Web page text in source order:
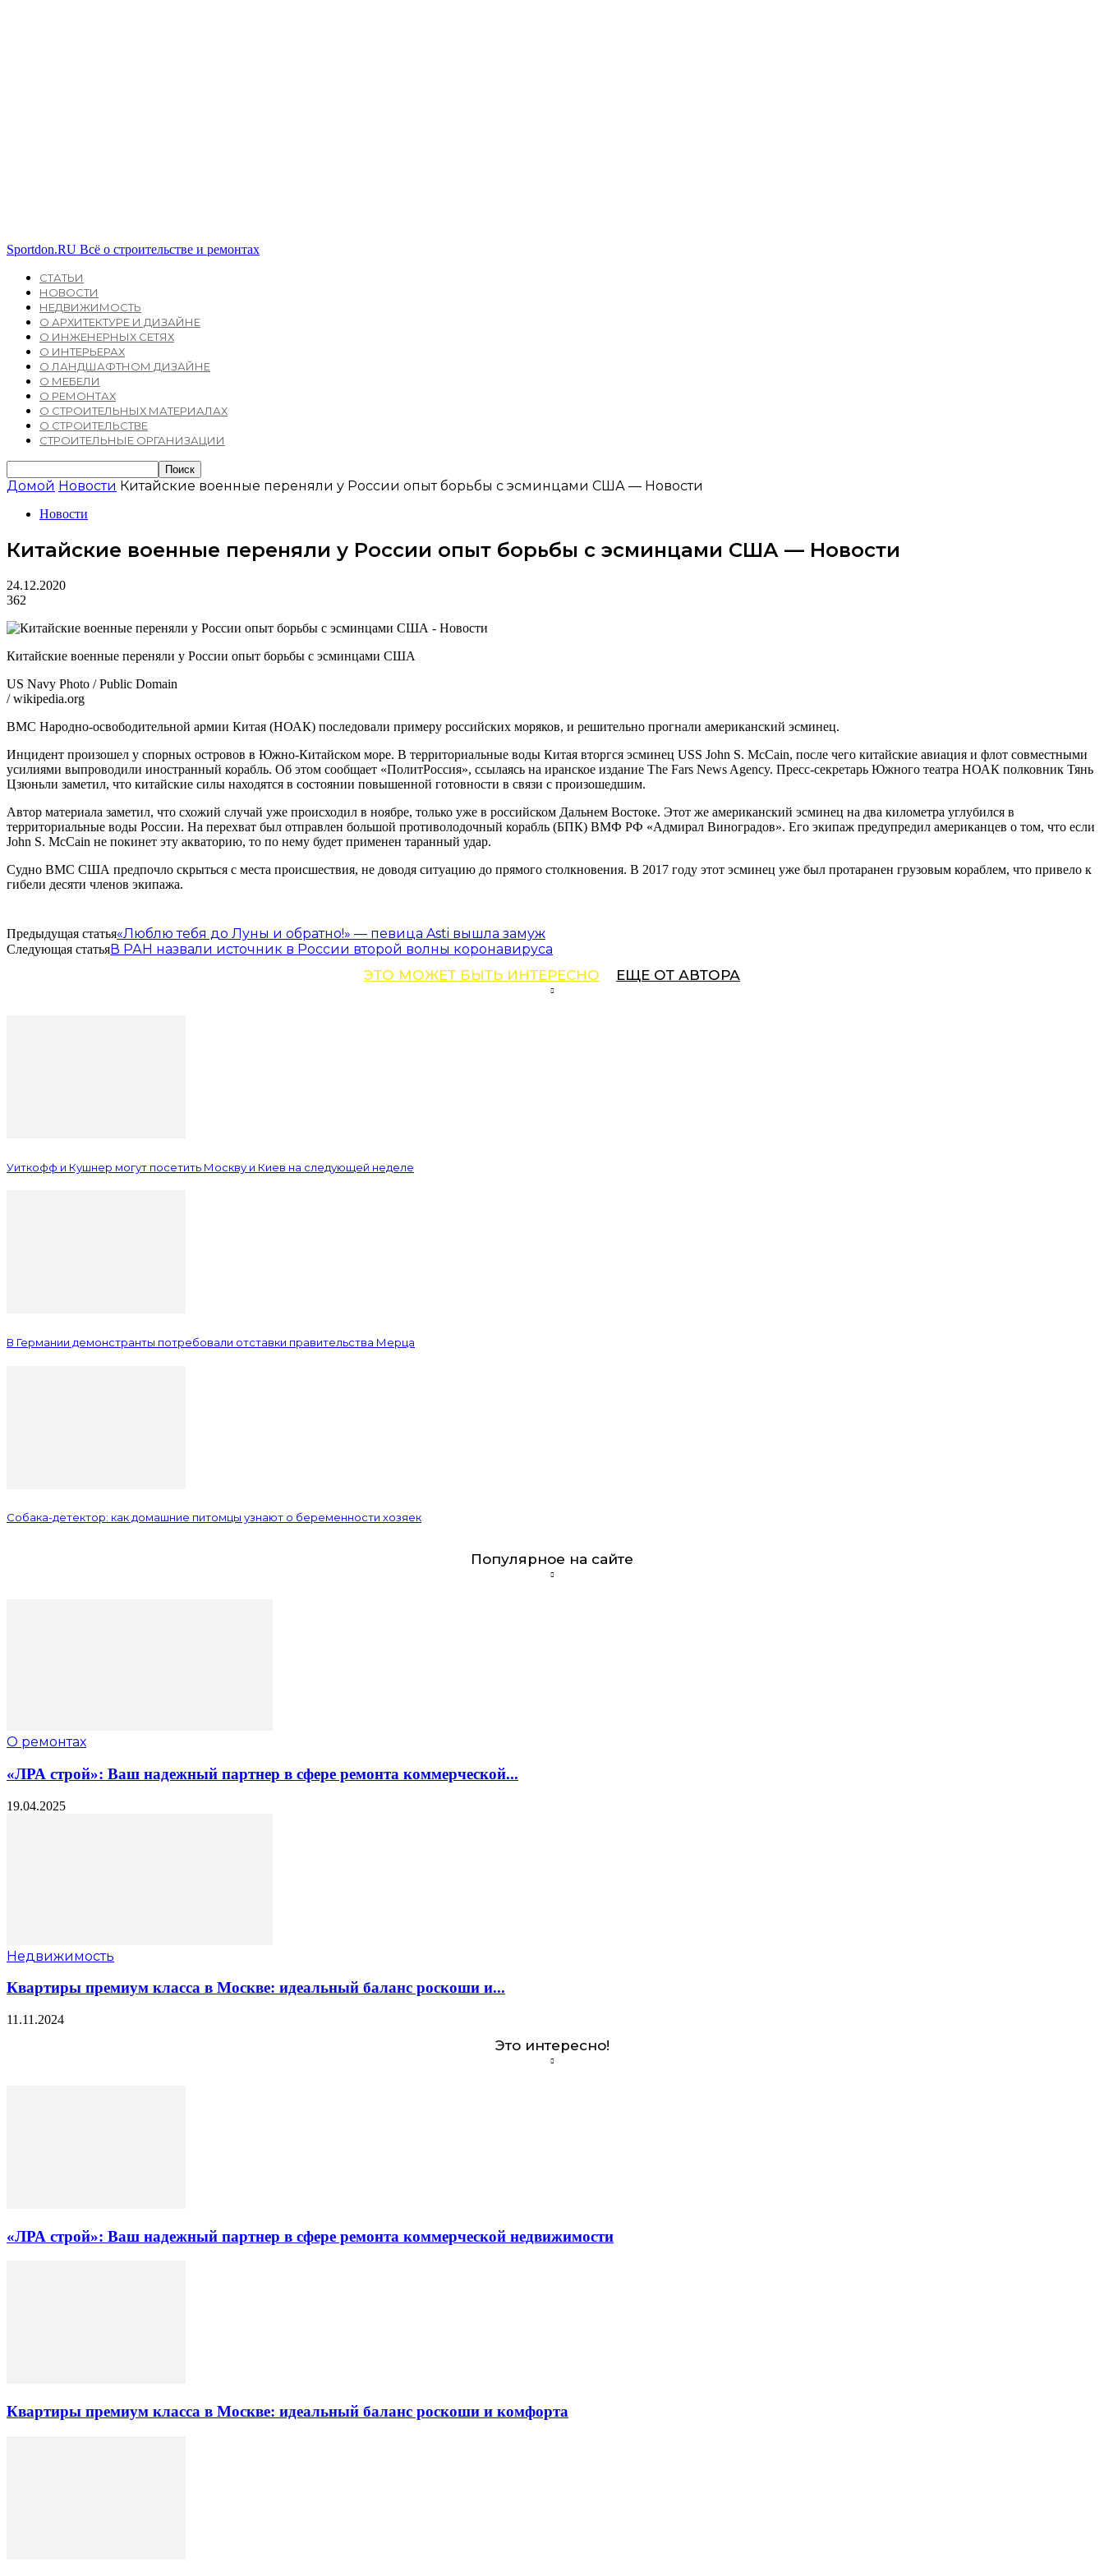
Sportdon.RU Всё о строительстве и ремонтах
СТАТЬИ
НОВОСТИ
НЕДВИЖИМОСТЬ
О АРХИТЕКТУРЕ И ДИЗАЙНЕ
О ИНЖЕНЕРНЫХ СЕТЯХ
О ИНТЕРЬЕРАХ
О ЛАНДШАФТНОМ ДИЗАЙНЕ
О МЕБЕЛИ
О РЕМОНТАХ
О СТРОИТЕЛЬНЫХ МАТЕРИАЛАХ
О СТРОИТЕЛЬСТВЕ
СТРОИТЕЛЬНЫЕ ОРГАНИЗАЦИИ
Домой Новости Китайские военные переняли у России опыт борьбы с эсминцами США — Новости
Новости
Китайские военные переняли у России опыт борьбы с эсминцами США — Новости
24.12.2020
362
Китайские военные переняли у России опыт борьбы с эсминцами США
US Navy Photo / Public Domain
/ wikipedia.org
ВМС Народно-освободительной армии Китая (НОАК) последовали примеру российских моряков, и решительно прогнали американский эсминец.
Инцидент произошел у спорных островов в Южно-Китайском море. В территориальные воды Китая вторгся эсминец USS John S. McCain, после чего китайские авиация и флот совместными
усилиями выпроводили иностранный корабль. Об этом сообщает «ПолитРоссия», ссылаясь на иранское издание The Fars News Agency. Пресс-секретарь Южного театра НОАК полковник Тянь
Цзюньли заметил, что китайские силы находятся в состоянии повышенной готовности в связи с произошедшим.
Автор материала заметил, что схожий случай уже происходил в ноябре, только уже в российском Дальнем Востоке. Этот же американский эсминец на два километра углубился в
территориальные воды России. На перехват был отправлен большой противолодочный корабль (БПК) ВМФ РФ «Адмирал Виноградов». Его экипаж предупредил американцев о том, что если
John S. McCain не покинет эту акваторию, то по нему будет применен таранный удар.
Судно ВМС США предпочло скрыться с места происшествия, не доводя ситуацию до прямого столкновения. В 2017 году этот эсминец уже был протаранен грузовым кораблем, что привело к
гибели десяти членов экипажа.
Предыдущая статья«Люблю тебя до Луны и обратно!» — певица Asti вышла замуж
Следующая статьяВ РАН назвали источник в России второй волны коронавируса
ЭТО МОЖЕТ БЫТЬ ИНТЕРЕСНО ЕЩЕ ОТ АВТОРА
Уиткофф и Кушнер могут посетить Москву и Киев на следующей неделе
В Германии демонстранты потребовали отставки правительства Мерца
Собака-детектор: как домашние питомцы узнают о беременности хозяек
Популярное на сайте
О ремонтах
«ЛРА строй»: Ваш надежный партнер в сфере ремонта коммерческой...
19.04.2025
Недвижимость
Квартиры премиум класса в Москве: идеальный баланс роскоши и...
11.11.2024
Это интересно!
«ЛРА строй»: Ваш надежный партнер в сфере ремонта коммерческой недвижимости
Квартиры премиум класса в Москве: идеальный баланс роскоши и комфорта